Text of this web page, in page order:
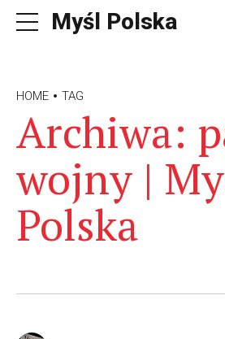
Myśl Polska
HOME TAG
Archiwa:
wojny |
Polska